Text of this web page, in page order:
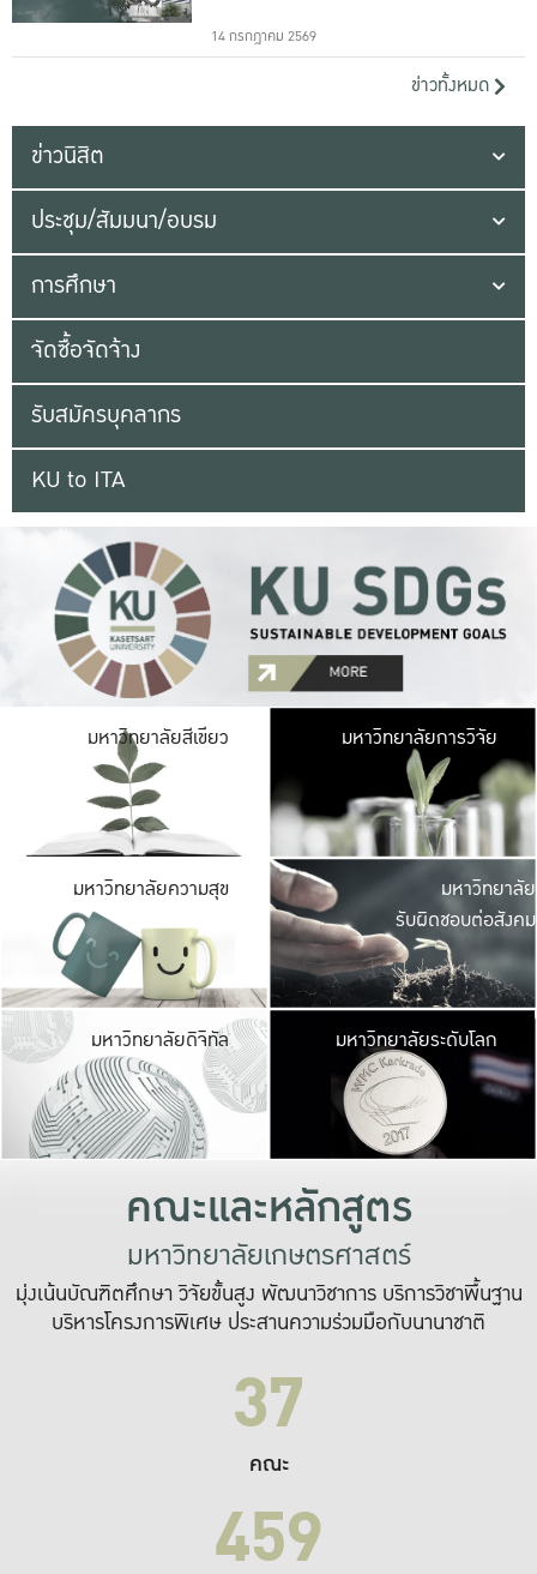
14 กรกฎาคม 2569
ข่าวทั้งหมด
ข่าวนิสิต
ประชุม/สัมมนา/อบรม
การศึกษา
จัดซื้อจัดจ้าง
รับสมัครบุคลากร
KU to ITA
มหาวิทยาลัยสีเขียว มหาวิ
มีพื้นที่เขียวสดใส
เป็นป่าในเมือง เกษต
มหาวิทยาลัยการวิจัย
มหาวิทยาลัยความสุข มหาวิ
ค
เปิดประ
และพบเรื่องราวใ
มหาวิทยาลัย
รับผิดชอบต่อสังคม
มหาวิทยาลัยดิจิทัล มหาวิ
เปลี่ยนแปลง แล
เพื่อทำง
ระบบสารสนเทศ
มหาวิทยาลัยระดับโลก
คณะและหลักสูตร
มหาวิทยาลัยเกษตรศาสตร์
มุ่งเน้นบัณฑิตศึกษา วิจัยขั้นสูง พัฒนาวิชาการ บริการวิชาพื้นฐาน
บริหารโครงการพิเศษ ประสานความร่วมมือกับนานาชาติ
37
คณะ
459